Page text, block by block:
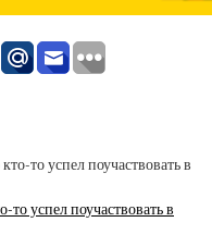
успел поучаствовать в